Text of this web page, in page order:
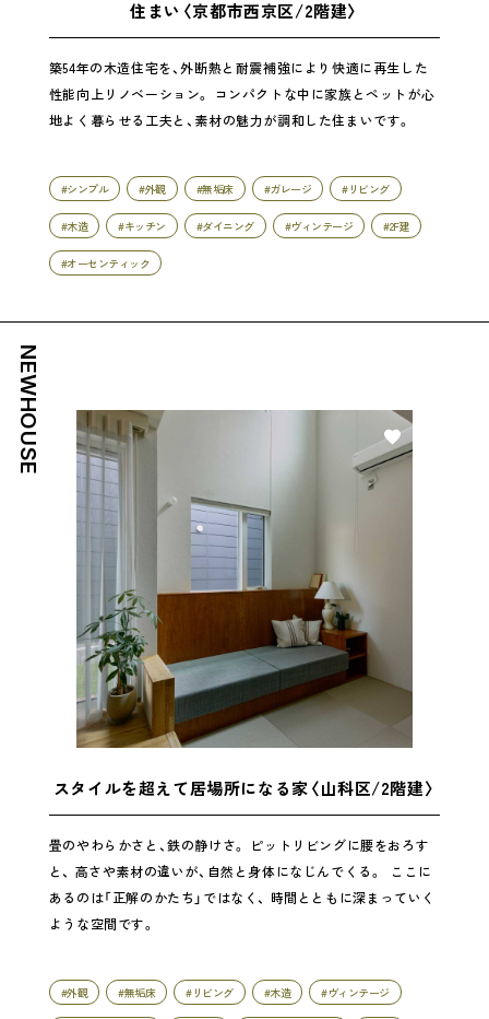
住まい〈京都市西京区/2階建〉
築54年の木造住宅を、外断熱と耐震補強により快適に再生した
性能向上リノベーション。 コンパクトな中に家族とペットが心
地よく暮らせる工夫と、素材の魅力が調和した住まいです。
#シンプル #外観 #無垢床 #ガレージ #リビング
#木造 #キッチン #ダイニング #ヴィンテージ #2F建
#オーセンティック
好き
スタイルを超えて居場所になる家〈山科区/2階建〉
畳のやわらかさと、鉄の静けさ。 ピットリビングに腰をおろす
と、 高さや素材の違いが、自然と身体になじんでくる。⁠ ⁠ ここに
あるのは「正解のかたち」ではなく、 時間とともに深まっていく
ような空間です。
#外観 #無垢床 #リビング #木造 #ヴィンテージ
NEWHOUSE